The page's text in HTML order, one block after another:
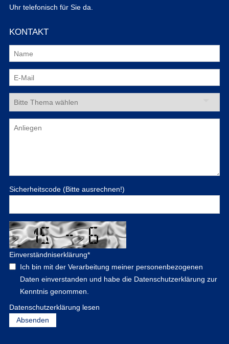
Uhr telefonisch für Sie da.
KONTAKT
Sicherheitscode (Bitte ausrechnen!)
Einverständniserklärung*
Ich bin mit der Verarbeitung meiner personenbezogenen
Daten einverstanden und habe die Datenschutzerklärung zur
Kenntnis genommen.
Datenschutzerklärung lesen